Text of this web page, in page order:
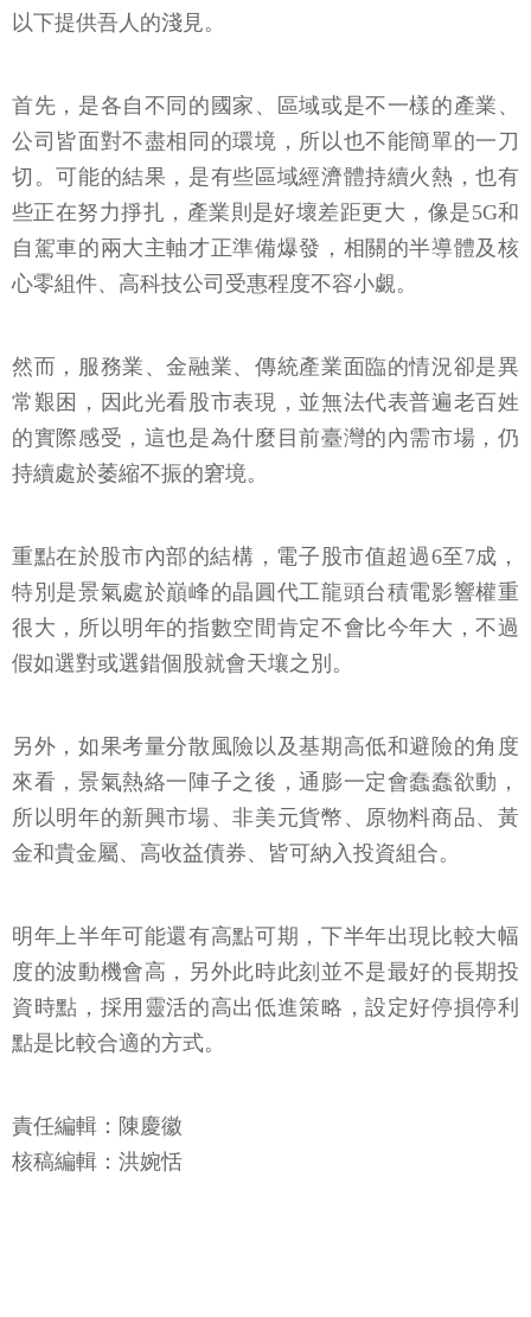
以下提供吾人的淺見。
首先，是各自不同的國家、區域或是不一樣的產業、
公司皆面對不盡相同的環境，所以也不能簡單的一刀
切。可能的結果，是有些區域經濟體持續火熱，也有
些正在努力掙扎，產業則是好壞差距更大，像是5G和
自駕車的兩大主軸才正準備爆發，相關的半導體及核
心零組件、高科技公司受惠程度不容小覷。
然而，服務業、金融業、傳統產業面臨的情況卻是異
常艱困，因此光看股市表現，並無法代表普遍老百姓
的實際感受，這也是為什麼目前臺灣的內需市場，仍
持續處於萎縮不振的窘境。
重點在於股市內部的結構，電子股市值超過6至7成，
特別是景氣處於巔峰的晶圓代工龍頭台積電影響權重
很大，所以明年的指數空間肯定不會比今年大，不過
假如選對或選錯個股就會天壤之別。
另外，如果考量分散風險以及基期高低和避險的角度
來看，景氣熱絡一陣子之後，通膨一定會蠢蠢欲動，
所以明年的新興市場、非美元貨幣、原物料商品、黃
金和貴金屬、高收益債券、皆可納入投資組合。
明年上半年可能還有高點可期，下半年出現比較大幅
度的波動機會高，另外此時此刻並不是最好的長期投
資時點，採用靈活的高出低進策略，設定好停損停利
點是比較合適的方式。
責任編輯：陳慶徽
核稿編輯：洪婉恬